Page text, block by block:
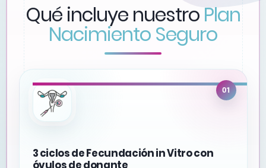
Qué incluye nuestro Plan
Nacimiento Seguro
01
3 ciclos de Fecundación in Vitro con
óvulos de donante